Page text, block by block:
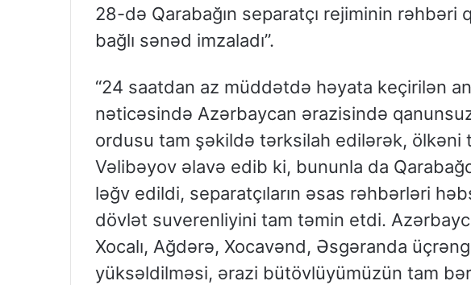
28-də Qarabağın separatçı rejiminin rəhbəri
bağlı sənəd imzaladı”.
“24 saatdan az müddətdə həyata keçirilən
nəticəsində Azərbaycan ərazisində
ordusu tam şəkildə tərksilah edilərək, ölkəni
Vəlibəyov əlavə edib ki, bununla da
ləğv edildi, separatçıların əsas rəhbərləri
dövlət suverenliyini tam təmin etdi.
Xocalı, Ağdərə, Xocavənd, Əsgəranda
yüksəldilməsi, ərazi bütövlüyümüzün tam